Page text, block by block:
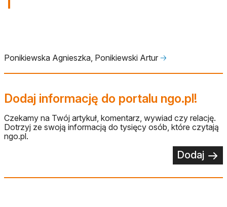
Ponikiewska Agnieszka, Ponikiewski Artur 🡢
Dodaj informację do portalu ngo.pl!
Czekamy na Twój artykuł, komentarz, wywiad czy relację.
Dotrzyj ze swoją informacją do tysięcy osób, które czytają
ngo.pl.
Dodaj